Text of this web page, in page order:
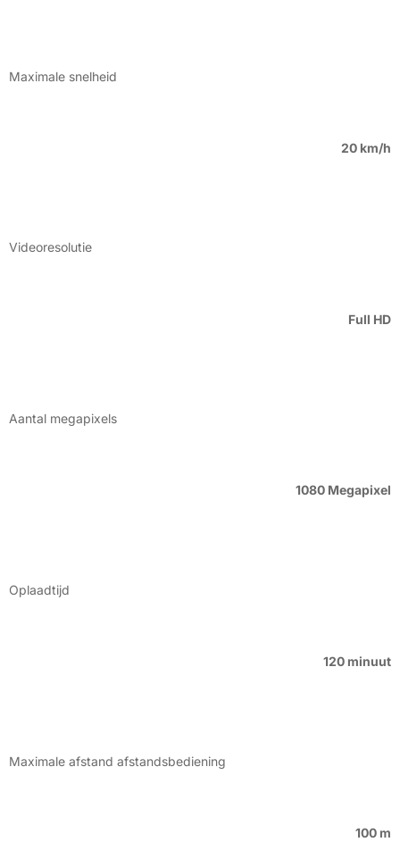
Maximale snelheid
20 km/h
Videoresolutie
Full HD
Aantal megapixels
1080 Megapixel
Oplaadtijd
120 minuut
Maximale afstand afstandsbediening
100 m